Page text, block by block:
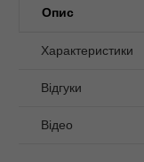
Опис
Характеристики
Відгуки
Відео